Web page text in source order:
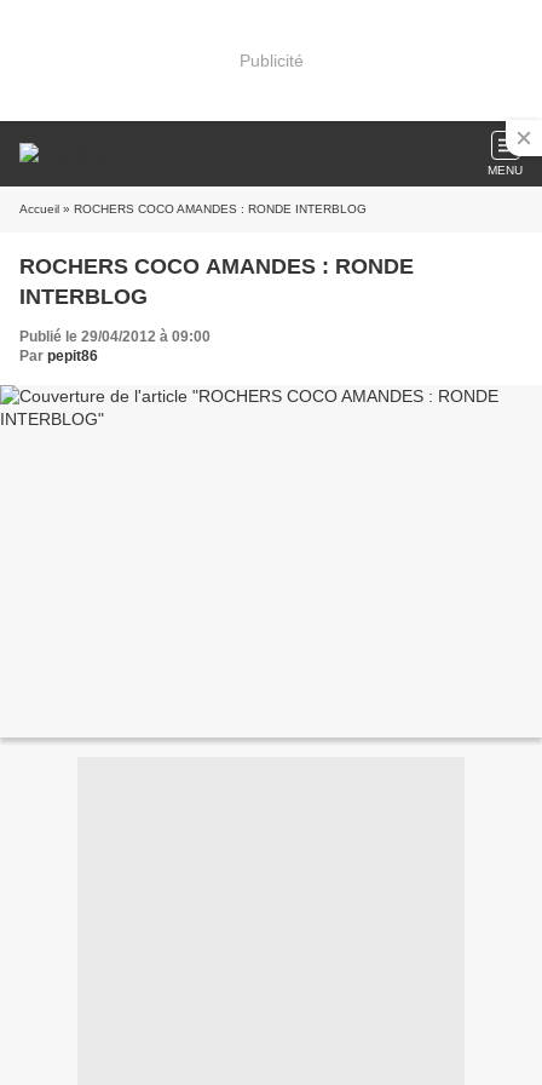
Publicité
MENU
Accueil » ROCHERS COCO AMANDES : RONDE INTERBLOG
ROCHERS COCO AMANDES : RONDE
INTERBLOG
Publié le 29/04/2012 à 09:00
Par pepit86